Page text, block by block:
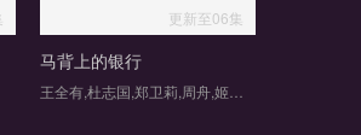
更新至06集
马背上的银行
王全有,杜志国,郑卫莉,周舟,姬晓飞,王芳政,郭烁杰